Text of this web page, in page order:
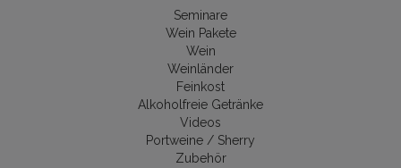
Seminare
Wein Pakete
Wein
Weinländer
Feinkost
Alkoholfreie Getränke
Videos
Portweine / Sherry
Zubehör